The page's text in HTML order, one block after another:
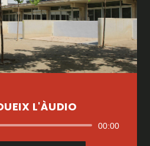
L'ÀUDIO
Reproductor
d'àudio
00:00